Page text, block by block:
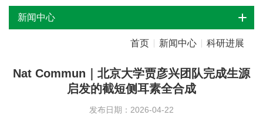
新闻中心
首页 新闻中心 科研进展
Nat Commun｜北京大学贾彦兴团队完成生源
启发的截短侧耳素全合成
发布日期：2026-04-22